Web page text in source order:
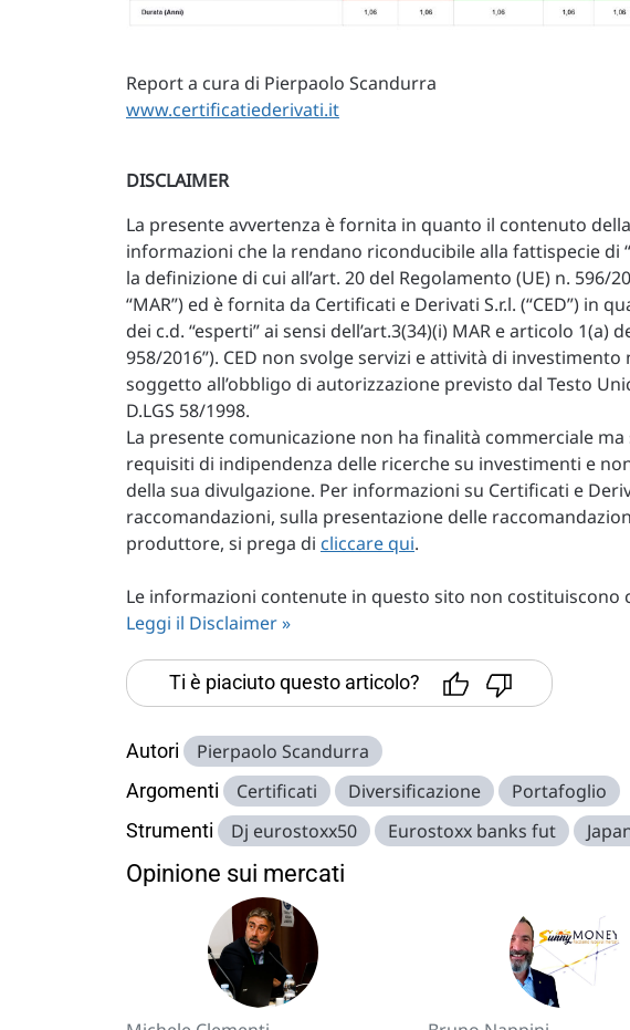
Report a cura di Pierpaolo Scandurra
www.certificatiederivati.it
DISCLAIMER
La presente avvertenza è fornita in quanto il contenuto
informazioni che la rendano riconducibile alla fattispecie di
la definizione di cui all’art. 20 del Regolamento (UE) n. 596/
“MAR”) ed è fornita da Certificati e Derivati S.r.l. (“CED”)
dei c.d. “esperti” ai sensi dell’art.3(34)(i) MAR e articolo 1(a)
958/2016”). CED non svolge servizi e attività di
soggetto all’obbligo di autorizzazione previsto dal Testo
D.LGS 58/1998.
La presente comunicazione non ha finalità commerciale
requisiti di indipendenza delle ricerche su investimenti e
della sua divulgazione. Per informazioni su Certificati e
raccomandazioni, sulla presentazione delle
produttore, si prega di cliccare qui.
Le informazioni contenute in questo sito non
Leggi il Disclaimer »
Ti è piaciuto questo articolo?
Autori Pierpaolo Scandurra
Argomenti Certificati Diversificazione Portafoglio
Strumenti Dj eurostoxx50 Eurostoxx banks fut
Opinione sui mercati